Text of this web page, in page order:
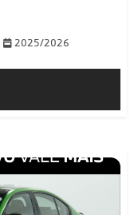
2025/2026